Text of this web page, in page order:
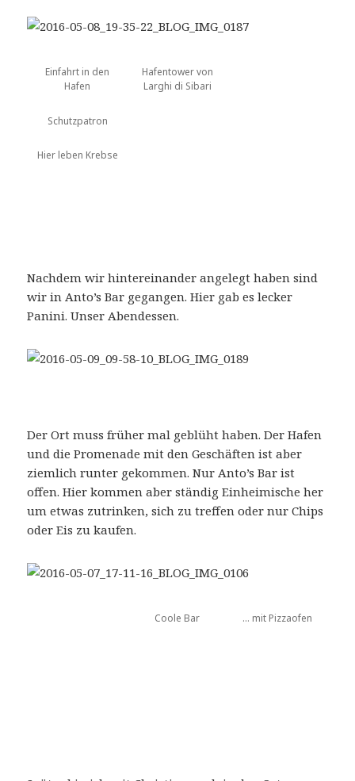
Einfahrt in den
Hafen
Hafentower von
Larghi di Sibari
Schutzpatron
Hier leben Krebse
Nachdem wir hintereinander angelegt haben sind
wir in Anto’s Bar gegangen. Hier gab es lecker
Panini. Unser Abendessen.
Der Ort muss früher mal geblüht haben. Der Hafen
und die Promenade mit den Geschäften ist aber
ziemlich runter gekommen. Nur Anto’s Bar ist
offen. Hier kommen aber ständig Einheimische her
um etwas zutrinken, sich zu treffen oder nur Chips
oder Eis zu kaufen.
Coole Bar … mit Pizzaofen